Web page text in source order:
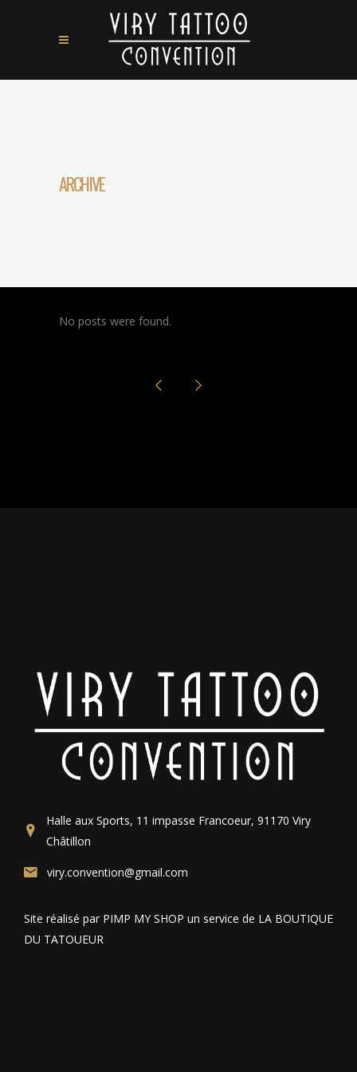
ARCHIVE
No posts were found.
Halle aux Sports, 11 impasse Francoeur, 91170 Viry
Châtillon
viry.convention@gmail.com
Site réalisé par PIMP MY SHOP un service de LA BOUTIQUE
DU TATOUEUR